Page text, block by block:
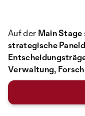
Auf der Main Stage
strategische
Verwaltung,